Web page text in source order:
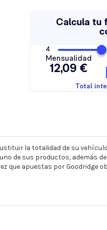
la totalidad de su
de sus productos, además
que apuestas por Goodridge